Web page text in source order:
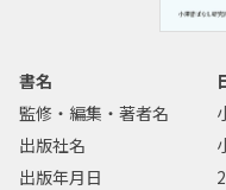
書名
監修・編集・著者名
出版社名
出版年月日